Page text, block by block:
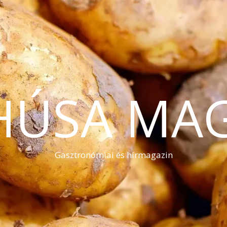
Gasztronómiai és hírmagazin